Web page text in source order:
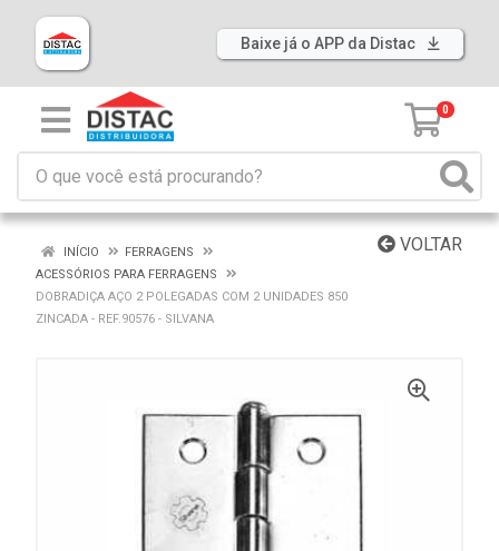
Baixe já o APP da Distac
0
VOLTAR
INÍCIO
FERRAGENS
ACESSÓRIOS PARA FERRAGENS
DOBRADIÇA AÇO 2 POLEGADAS COM 2 UNIDADES 850
ZINCADA - REF.90576 - SILVANA